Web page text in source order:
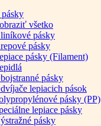
všetko
pásky
pásky
pásky (Filament)
pásky
lepiacich pások
pásky (PP)
lepiace pásky
pásky